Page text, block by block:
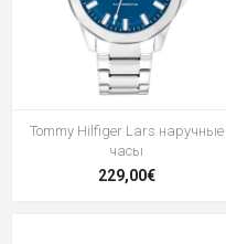
Tommy Hilfiger Lars наручные
часы
229,00€